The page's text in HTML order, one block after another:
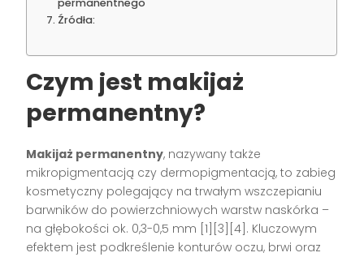
permanentnego
Źródła:
Czym jest makijaż
permanentny?
Makijaż permanentny, nazywany także
mikropigmentacją czy dermopigmentacją, to zabieg
kosmetyczny polegający na trwałym wszczepianiu
barwników do powierzchniowych warstw naskórka –
na głębokości ok. 0,3-0,5 mm [1][3][4] . Kluczowym
efektem jest podkreślenie konturów oczu, brwi oraz